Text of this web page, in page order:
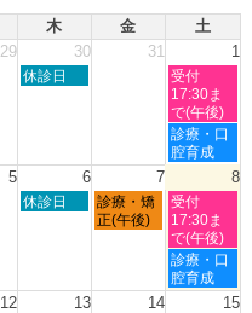
木 金
土
29 30 31 1
木
30th
休診日
土
曜
日,
8
月
1st
受付
17:30ま
で(午後)
土
曜
日,
月
1st
2026
診療・口
腔育成
5 6 7 8
木
6th
休診日
金
曜
7th
診療・矯
正(午後)
土
曜
日,
8
月
8th
受付
17:30ま
で(午後)
土
曜
日,
診療・口
腔育成
12 13 14 15